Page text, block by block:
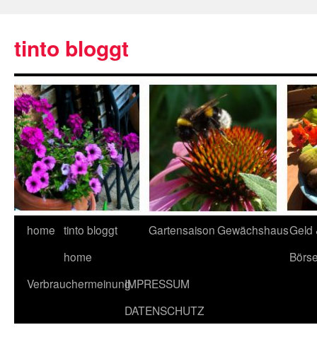
tinto bloggt
home tinto bloggt
home
GartensaisonGewächshausGeld
VerbrauchermeinungIMPRESSUM
DATENSCHUTZ